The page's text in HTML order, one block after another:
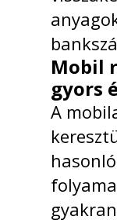
Mobil
gyors
A